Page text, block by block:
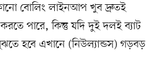
বোলিং লাইনআপ খুব দ্রুতই
পারে, কিন্তু যদি দুই দলই ব্যাট
হবে এখানে (নিউল্যান্ডস) গড়বড়